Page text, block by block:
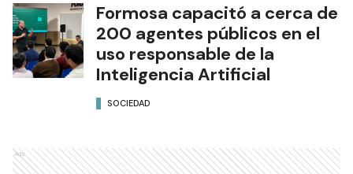
Formosa capacitó a cerca de
200 agentes públicos en el
uso responsable de la
Inteligencia Artificial
SOCIEDAD
Ads